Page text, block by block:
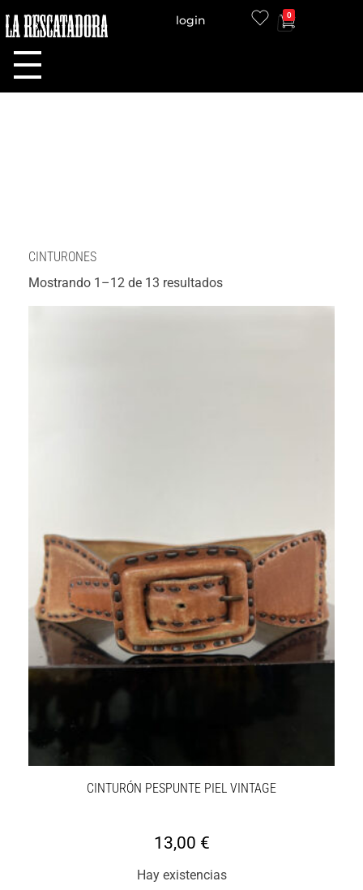
LA RESCATADORA
login 0
CINTURONES
Mostrando 1–12 de 13 resultados
CINTURÓN PESPUNTE PIEL VINTAGE
13,00 €
Hay existencias